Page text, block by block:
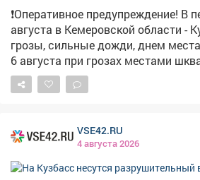
❗️Оперативное предупреждение! В период с ночи 5 по 7
августа в Кемеровской области -
грозы, сильные дожди, днем местами
6 августа при грозах местами
юго-западного ветра 18-23 м/с.
VSE42.RU
4 августа 2026